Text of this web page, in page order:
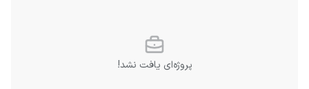
پروژه‌ای یافت نشد!